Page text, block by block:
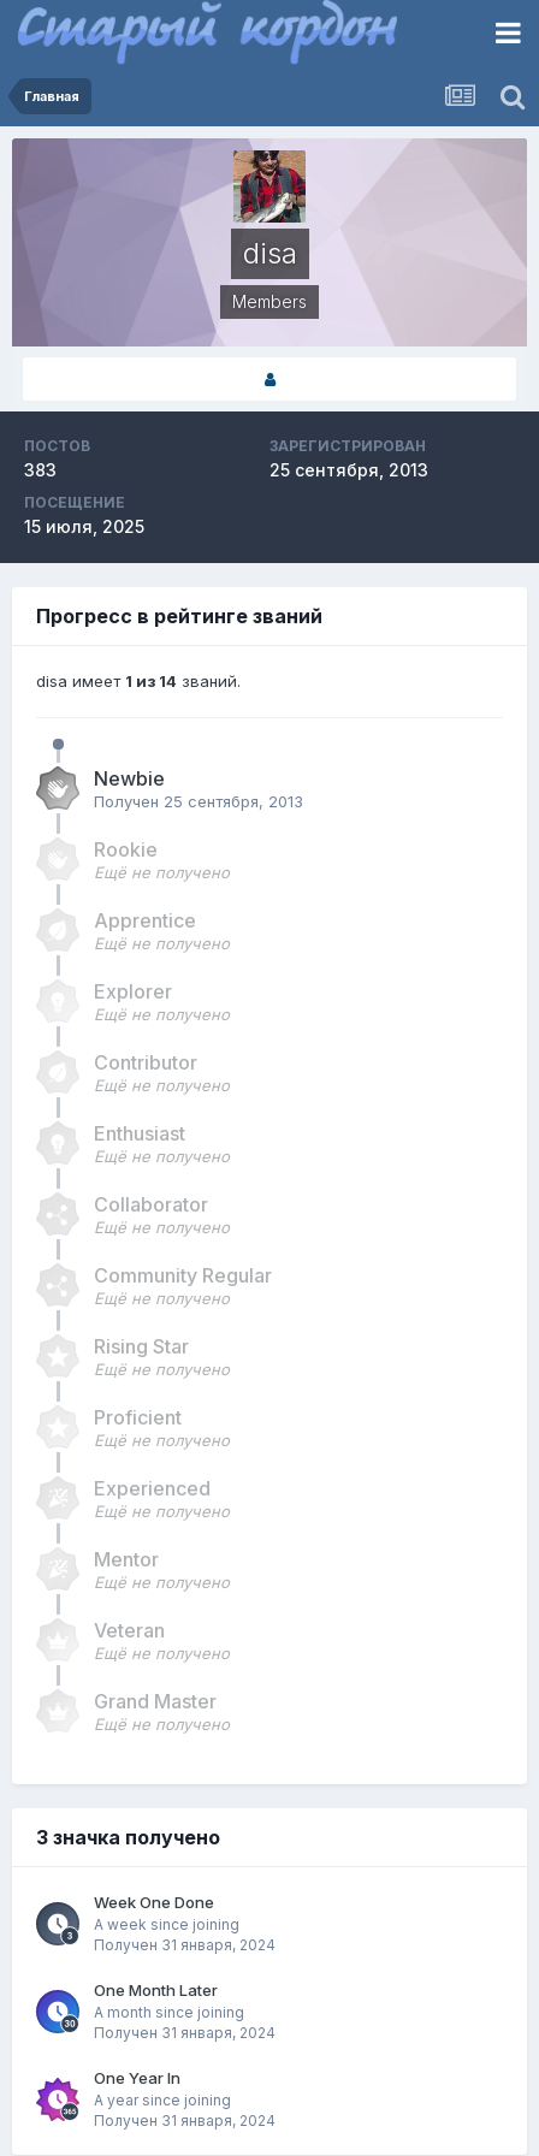
Главная
disa
Members
ПОСТОВ
383
ЗАРЕГИСТРИРОВАН
25 сентября, 2013
ПОСЕЩЕНИЕ
15 июля, 2025
Прогресс в рейтинге званий
disa имеет 1 из 14 званий.
Newbie
Получен 25 сентября, 2013
Rookie
Ещё не получено
Apprentice
Ещё не получено
Explorer
Ещё не получено
Contributor
Ещё не получено
Enthusiast
Ещё не получено
Collaborator
Ещё не получено
Community Regular
Ещё не получено
Rising Star
Ещё не получено
Proficient
Ещё не получено
Experienced
Ещё не получено
Mentor
Ещё не получено
Veteran
Ещё не получено
Grand Master
Ещё не получено
3 значка получено
Week One Done
A week since joining
Получен 31 января, 2024
One Month Later
A month since joining
Получен 31 января, 2024
One Year In
A year since joining
Получен 31 января, 2024